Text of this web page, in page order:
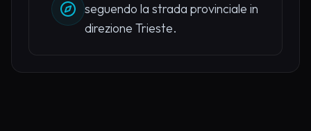
seguendo la strada provinciale in
direzione Trieste.